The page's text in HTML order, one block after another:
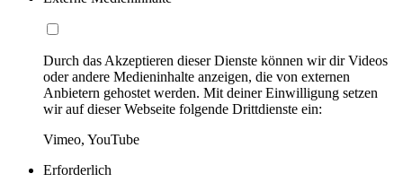
Durch das Akzeptieren dieser Dienste können wir dir Videos
oder andere Medieninhalte anzeigen, die von externen
Anbietern gehostet werden. Mit deiner Einwilligung setzen
wir auf dieser Webseite folgende Drittdienste ein:
Vimeo, YouTube
Erforderlich